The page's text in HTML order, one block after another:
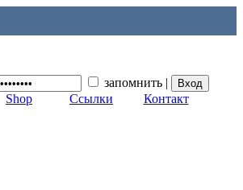
запомнить |
Shop Ссылки Контакт